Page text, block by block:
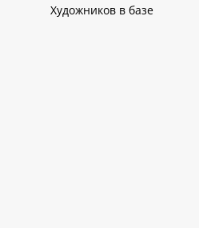
Художников в базе